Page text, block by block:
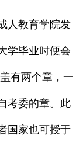
教育学院发
学毕业时便会
有两个章，一
考委的章。此
国家也可授于